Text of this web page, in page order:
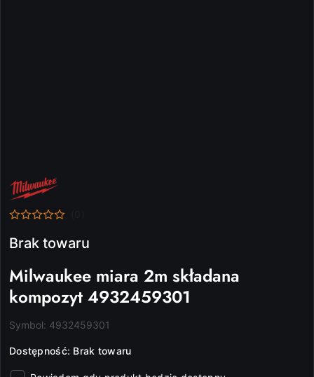
NAZWA
PRODUCENTA:
MILWAUKEE
Brak towaru
Milwaukee miara 2m składana
kompozyt 4932459301
Symbol: 4932459301
Dostępność: Brak towaru